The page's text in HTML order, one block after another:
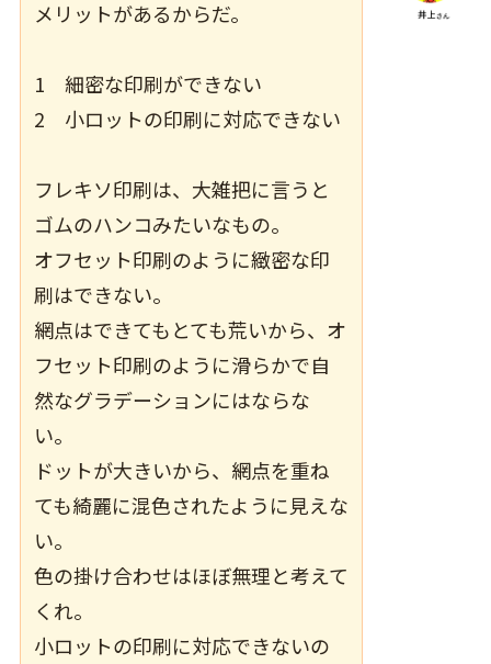
メリットがあるからだ。
1 細密な印刷ができない
2 小ロットの印刷に対応できない
フレキソ印刷は、大雑把に言うと
ゴムのハンコみたいなもの。
オフセット印刷のように緻密な印
刷はできない。
網点はできてもとても荒いから、オ
フセット印刷のように滑らかで自
然なグラデーションにはならな
い。
ドットが大きいから、網点を重ね
ても綺麗に混色されたように見えな
い。
色の掛け合わせはほぼ無理と考えて
くれ。
小ロットの印刷に対応できないの